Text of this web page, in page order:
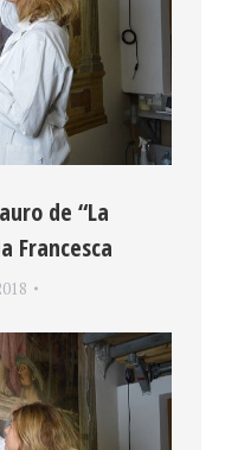
de “La
Francesca